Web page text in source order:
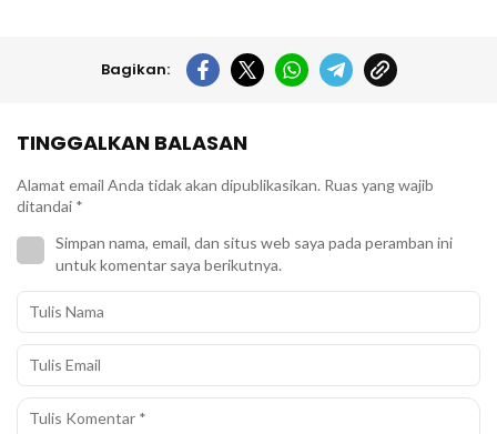
Bagikan:
TINGGALKAN BALASAN
Alamat email Anda tidak akan dipublikasikan. Ruas yang wajib
ditandai *
Simpan nama, email, dan situs web saya pada peramban ini
untuk komentar saya berikutnya.